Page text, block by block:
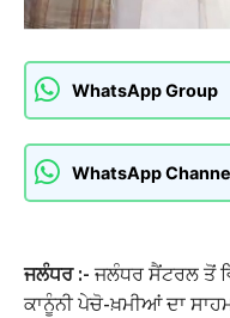
WhatsApp Group
WhatsApp
ਜਲੰਧਰ :-ਜਲੰਧਰ ਸੈਂਟਰਲ ਤੋਂ
ਕਾਨੂੰਨੀ ਪੇਚੋ-ਖ਼ਮੀਆਂ ਦਾ